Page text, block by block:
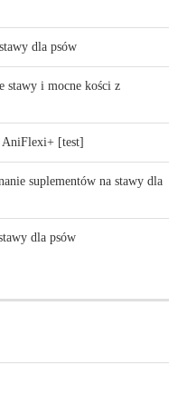
dla psów
stawy i mocne kości z
AniFlexi+ [test]
suplementów na stawy dla
dla psów